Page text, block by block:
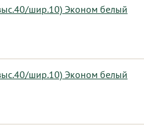
шир.10) Эконом белый
шир.10) Эконом белый